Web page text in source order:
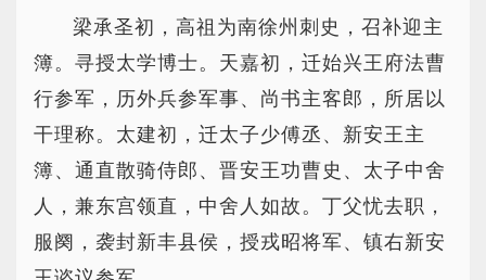
梁承圣初，高祖为南徐州刺史，召补迎主
簿。寻授太学博士。天嘉初，迁始兴王府法曹
行参军，历外兵参军事、尚书主客郎，所居以
干理称。太建初，迁太子少傅丞、新安王主
簿、通直散骑侍郎、晋安王功曹史、太子中舍
人，兼东宫领直，中舍人如故。丁父忧去职，
服阕，袭封新丰县侯，授戎昭将军、镇右新安